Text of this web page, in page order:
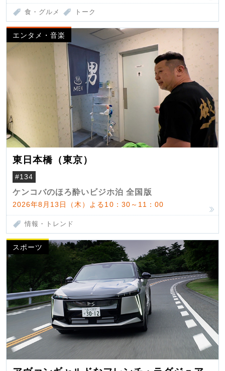
食・グルメ トーク
エンタメ・音楽
東日本橋（東京）
#134
ケンコバのほろ酔いビジホ泊 全国版
2026年8月13日（木）よる10：30～11：00
情報・トレンド
スポーツ